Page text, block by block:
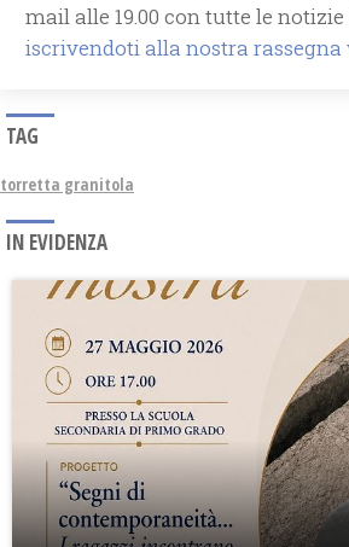
mail alle 19.00 con tutte le
iscrivendoti alla nostra rassegna
TAG
torretta granitola
IN EVIDENZA